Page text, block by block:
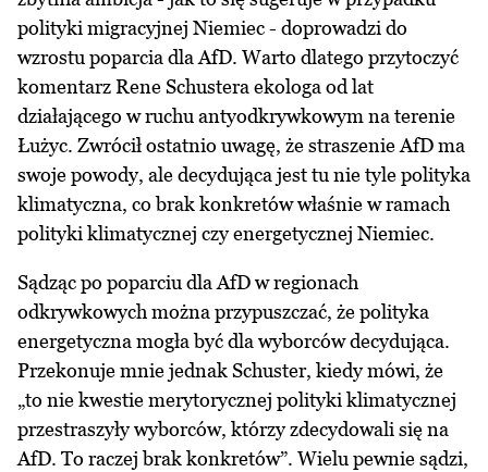
polityki migracyjnej Niemiec - doprowadzi do
wzrostu poparcia dla AfD. Warto dlatego przytoczyć
komentarz Rene Schustera ekologa od lat
działającego w ruchu antyodkrywkowym na terenie
Łużyc. Zwrócił ostatnio uwagę, że straszenie AfD ma
swoje powody, ale decydująca jest tu nie tyle polityka
klimatyczna, co brak konkretów właśnie w ramach
polityki klimatycznej czy energetycznej Niemiec.
Sądząc po poparciu dla AfD w regionach
odkrywkowych można przypuszczać, że polityka
energetyczna mogła być dla wyborców decydująca.
Przekonuje mnie jednak Schuster, kiedy mówi, że
„to nie kwestie merytorycznej polityki klimatycznej
przestraszyły wyborców, którzy zdecydowali się na
AfD. To raczej brak konkretów”. Wielu pewnie sądzi,